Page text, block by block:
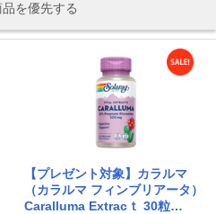
を優先する
【プレゼント対象】カラルマ
（カラルマ フィンブリアータ）
Caralluma Extracｔ 30粒